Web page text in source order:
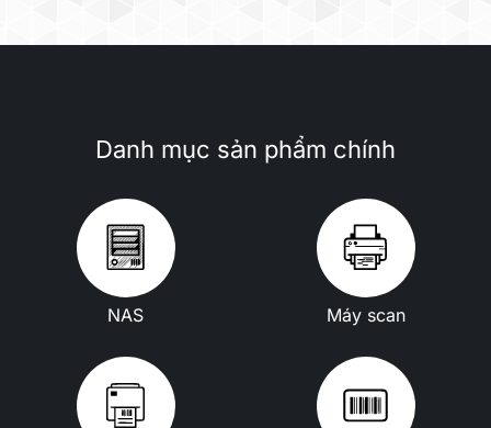
Danh mục sản phẩm chính
NAS Máy scan